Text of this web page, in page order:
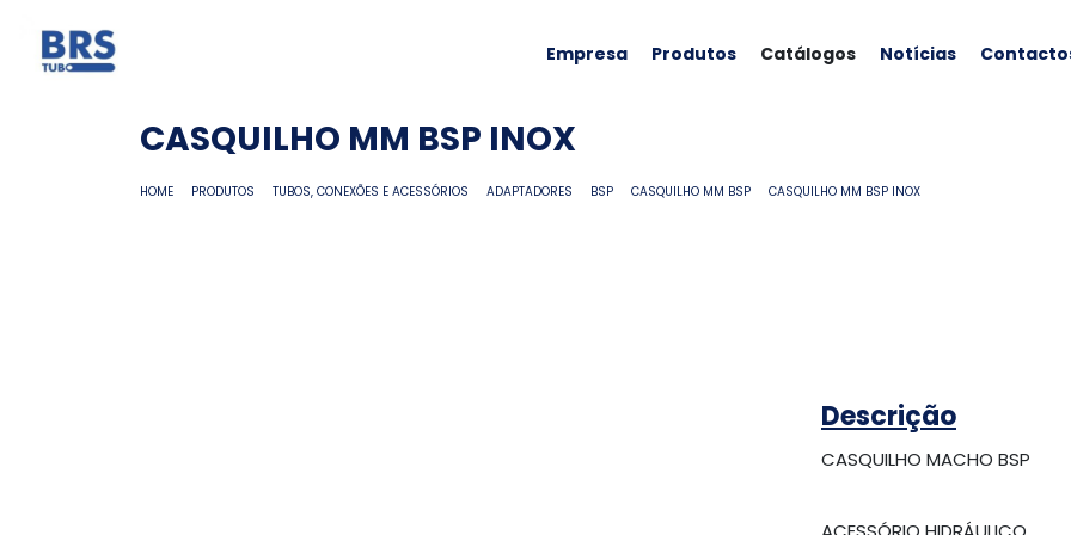
Empresa Produtos Catálogos Notícias
CASQUILHO MM BSP INOX
HOME PRODUTOS TUBOS, CONEXÕES E ACESSÓRIOS ADAPTADORES BSP CASQUILHO MM BSP CASQUILHO MM BSP INOX
Descrição
CASQUILHO MACHO BSP